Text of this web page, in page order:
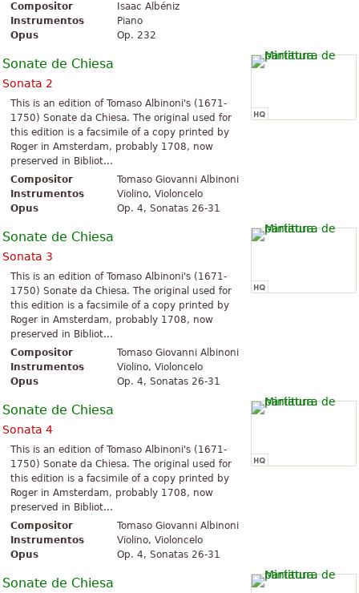
Compositor
Isaac Albéniz
Instrumentos
Piano
Opus
Op. 232
Sonate de Chiesa
Sonata 2
This is an edition of Tomaso Albinoni's (1671-
1750) Sonate da Chiesa. The original used for
this edition is a facsimile of a copy printed by
Roger in Amsterdam, probably 1708, now
preserved in Bibliot...
Compositor
Tomaso Giovanni Albinoni
Instrumentos
Violino, Violoncelo
Opus
Op. 4, Sonatas 26-31
Sonate de Chiesa
Sonata 3
This is an edition of Tomaso Albinoni's (1671-
1750) Sonate da Chiesa. The original used for
this edition is a facsimile of a copy printed by
Roger in Amsterdam, probably 1708, now
preserved in Bibliot...
Compositor
Tomaso Giovanni Albinoni
Instrumentos
Violino, Violoncelo
Opus
Op. 4, Sonatas 26-31
Sonate de Chiesa
Sonata 4
This is an edition of Tomaso Albinoni's (1671-
1750) Sonate da Chiesa. The original used for
this edition is a facsimile of a copy printed by
Roger in Amsterdam, probably 1708, now
preserved in Bibliot...
Compositor
Tomaso Giovanni Albinoni
Instrumentos
Violino, Violoncelo
Opus
Op. 4, Sonatas 26-31
Sonate de Chiesa